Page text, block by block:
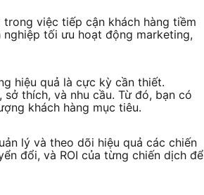
việc tiếp cận khách hàng tiềm
tối ưu hoạt động marketing,
hiệu quả là cực kỳ cần thiết.
thích, và nhu cầu. Từ đó, bạn có
khách hàng mục tiêu.
lý và theo dõi hiệu quả các chiến
đổi, và ROI của từng chiến dịch để